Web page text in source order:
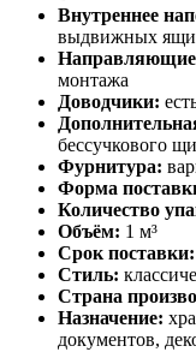
Внутреннее
выдвижных
монтажа
Доводчики:
бессучкового
Фурнитура:
Форма
Количество
Объём: 1 м³
Срок поставки:
Стиль:
Страна
Назначение:
документов,